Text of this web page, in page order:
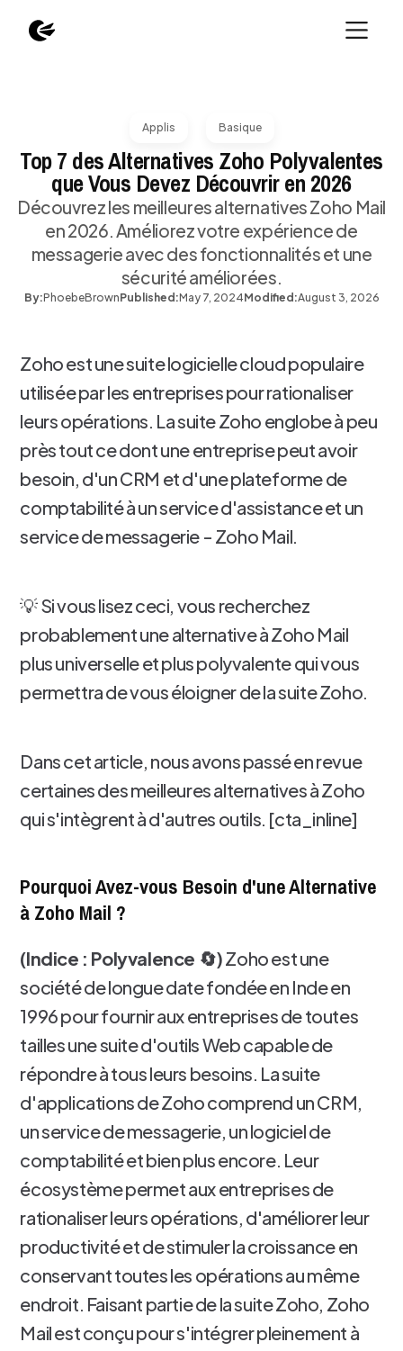
Applis Basique
Top 7 des Alternatives Zoho Polyvalentes
que Vous Devez Découvrir en 2026
Découvrez les meilleures alternatives Zoho Mail
en 2026. Améliorez votre expérience de
messagerie avec des fonctionnalités et une
sécurité améliorées.
By:PhoebeBrownPublished:May 7, 2024Modified:August 3, 2026
Zoho est une suite logicielle cloud populaire
utilisée par les entreprises pour rationaliser
leurs opérations. La suite Zoho englobe à peu
près tout ce dont une entreprise peut avoir
besoin, d'un CRM et d'une plateforme de
comptabilité à un service d'assistance et un
service de messagerie - Zoho Mail.
💡 Si vous lisez ceci, vous recherchez
probablement une alternative à Zoho Mail
plus universelle et plus polyvalente qui vous
permettra de vous éloigner de la suite Zoho.
Dans cet article, nous avons passé en revue
certaines des meilleures alternatives à Zoho
qui s'intègrent à d'autres outils. [cta_inline]
Pourquoi Avez-vous Besoin d'une Alternative
à Zoho Mail ?
(Indice : Polyvalence 🔄)Zoho est une
société de longue date fondée en Inde en
1996 pour fournir aux entreprises de toutes
tailles une suite d'outils Web capable de
répondre à tous leurs besoins. La suite
d'applications de Zoho comprend un CRM,
un service de messagerie, un logiciel de
comptabilité et bien plus encore. Leur
écosystème permet aux entreprises de
rationaliser leurs opérations, d'améliorer leur
productivité et de stimuler la croissance en
conservant toutes les opérations au même
endroit. Faisant partie de la suite Zoho, Zoho
Mail est conçu pour s'intégrer pleinement à